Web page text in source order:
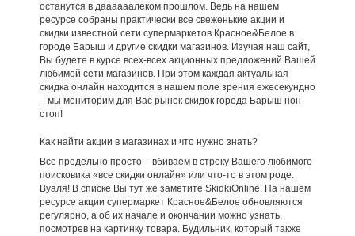
останутся в даааааалеком прошлом. Ведь на нашем
ресурсе собраны практически все свеженькие акции и
скидки известной сети супермаркетов Красное&Белое в
городе Барыш и другие скидки магазинов. Изучая наш сайт,
Вы будете в курсе всех-всех акционных предложений Вашей
любимой сети магазинов. При этом каждая актуальная
скидка онлайн находится в нашем поле зрения ежесекундно
– мы мониторим для Вас рынок скидок города Барыш нон-
стоп!
Как найти акции в магазинах и что нужно знать?
Все предельно просто – вбиваем в строку Вашего любимого
поисковика «все скидки онлайн» или что-то в этом роде.
Вуаля! В списке Вы тут же заметите SkidkiOnline. На нашем
ресурсе акции супермаркет Красное&Белое обновляются
регулярно, а об их начале и окончании можно узнать,
посмотрев на картинку товара. Будильник, который также